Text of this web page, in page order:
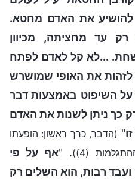
להושיע את האדם מחטא.
עד מחציתה, מכיוון
...לא קל לאדם לפתח
לזהות את האופי שמושרש
על השיפוט באמצעות דבר
כך ניתן לשנות את האדם
" (הדבר, כרך ראשון: הופעתו
(4))
. "אף על פי
רבות, הוא השלים רק